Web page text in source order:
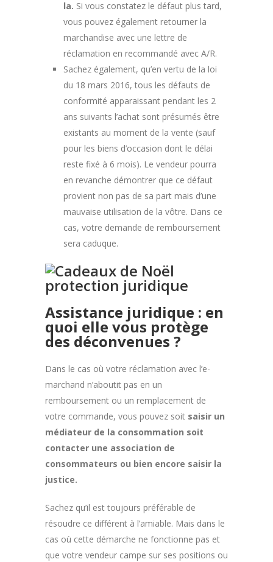
la. Si vous constatez le défaut plus tard,
vous pouvez également retourner la
marchandise avec une lettre de
réclamation en recommandé avec A/R.
Sachez également, qu’en vertu de la loi
du 18 mars 2016, tous les défauts de
conformité apparaissant pendant les 2
ans suivants l’achat sont présumés être
existants au moment de la vente (sauf
pour les biens d’occasion dont le délai
reste fixé à 6 mois). Le vendeur pourra
en revanche démontrer que ce défaut
provient non pas de sa part mais d’une
mauvaise utilisation de la vôtre. Dans ce
cas, votre demande de remboursement
sera caduque.
Assistance juridique : en
quoi elle vous protège
des déconvenues ?
Dans le cas où votre réclamation avec l’e-
marchand n’aboutit pas en un
remboursement ou un remplacement de
votre commande, vous pouvez soit saisir un
médiateur de la consommation soit
contacter une association de
consommateurs ou bien encore saisir la
justice.
Sachez qu’il est toujours préférable de
résoudre ce différent à l’amiable. Mais dans le
cas où cette démarche ne fonctionne pas et
que votre vendeur campe sur ses positions ou